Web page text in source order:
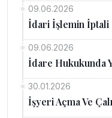
09.06.2026
İdari İşlemin İptali
09.06.2026
İdare Hukukunda
30.01.2026
İşyeri Açma Ve